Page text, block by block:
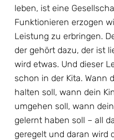
leben, ist eine
Funktionieren erzogen
Leistung zu erbringen.
der gehört dazu, der ist
wird etwas. Und dieser
schon in der Kita. Wann
halten soll, wann dein
umgehen soll, wann
gelernt haben soll – all
geregelt und daran wird